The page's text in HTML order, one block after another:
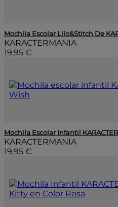
Mochila Escolar Lilo&Stitch De
KARACTERMANIA
19,95 €
Mochila Escolar Infantil
KARACTERMANIA
19,95 €